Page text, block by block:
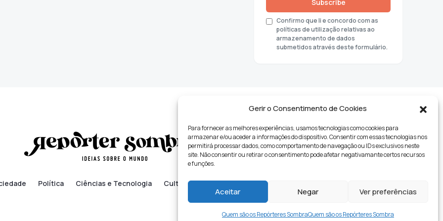
Gerir o Consentimento de Cookies
Para fornecer as melhores experiências, usamos tecnologias como cookies para
armazenar e/ou aceder a informações do dispositivo. Consentir com essas tecnologias nos
permitirá processar dados, como comportamento de navegação ou IDs exclusivos neste
site. Não consentir ou retirar o consentimento pode afetar negativamante certos recursos
e funções.
Aceitar Negar Ver preferências
Quem são os Repórteres SombraQuem são os Repórteres Sombra
Subscribe
Confirmo que li e concordo com as
políticas de utilização relativas ao
armazenamento de dados
submetidos através deste formulário.
Política Ciências e Tecnologia Cultura Lifestyle